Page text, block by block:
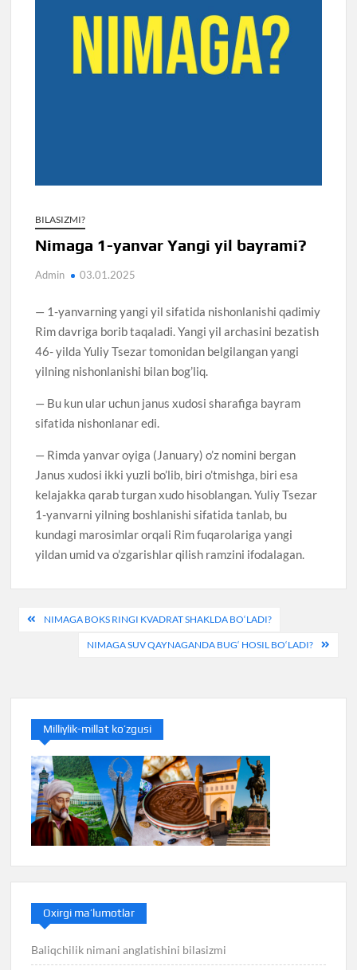
BILASIZMI?
Nimaga 1-yanvar Yangi yil bayrami?
Admin 03.01.2025
— 1-yanvarning yangi yil sifatida nishonlanishi qadimiy
Rim davriga borib taqaladi. Yangi yil archasini bezatish
46- yilda Yuliy Tsezar tomonidan belgilangan yangi
yilning nishonlanishi bilan bog’liq.
— Bu kun ular uchun janus xudosi sharafiga bayram
sifatida nishonlanar edi.
— Rimda yanvar oyiga (January) o’z nomini bergan
Janus xudosi ikki yuzli bo’lib, biri o’tmishga, biri esa
kelajakka qarab turgan xudo hisoblangan. Yuliy Tsezar
1-yanvarni yilning boshlanishi sifatida tanlab, bu
kundagi marosimlar orqali Rim fuqarolariga yangi
yildan umid va o’zgarishlar qilish ramzini ifodalagan.
Навигация
NIMAGA BOKS RINGI KVADRAT SHAKLDA BO‘LADI?
NIMAGA SUV QAYNAGANDA BUG‘ HOSIL BO‘LADI?
Milliylik-millat ko’zgusi
Oxirgi ma’lumotlar
Baliqchilik nimani anglatishini bilasizmi